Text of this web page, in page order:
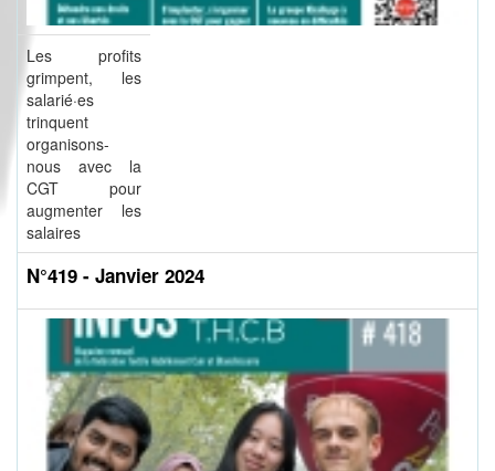
Les profits
grimpent, les
salarié·es
trinquent
organisons-
nous avec la
CGT pour
augmenter les
salaires
N°419 - Janvier 2024